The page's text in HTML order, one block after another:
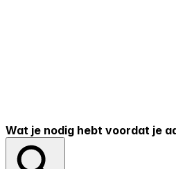
Wat je nodig hebt voordat je